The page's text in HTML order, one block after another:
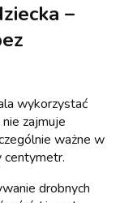
–
wykorzystać
zajmuje
ważne w
centymetr.
drobnych